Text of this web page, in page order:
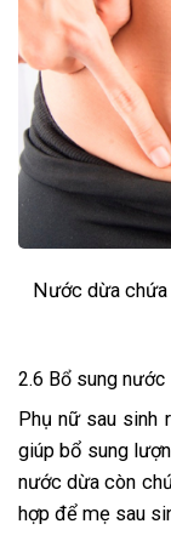
Nước dừa chứa
2.6 Bổ sung nước
Phụ nữ sau sinh
giúp bổ sung
nước dừa còn
hợp để mẹ sau